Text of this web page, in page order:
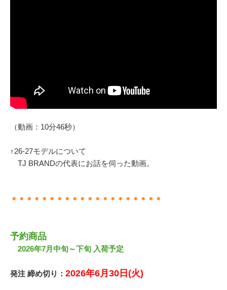
（動画：10分46秒）
↑26-27モデルについて
TJ BRANDの代表にお話を伺った動画。
＊＊＊＊＊＊＊＊＊＊＊＊＊＊＊＊＊＊＊＊
予約商品
2026年7月中旬～下旬 入荷予定
発注 締め切り： 2026年6月30日(火)